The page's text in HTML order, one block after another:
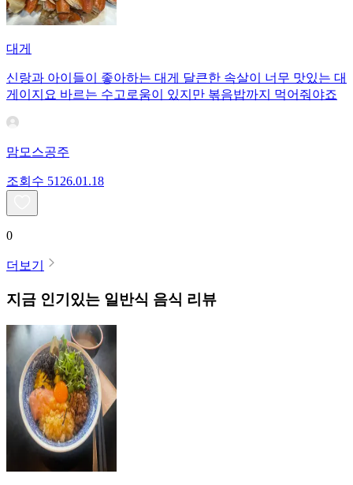
대게
신랑과 아이들이 좋아하는 대게 달큰한 속살이 너무 맛있는 대
게이지요 바르는 수고로움이 있지만 볶음밥까지 먹어줘야죠
맘모스공주
조회수 51 26.01.18
0
더보기
지금 인기있는 일반식 음식 리뷰